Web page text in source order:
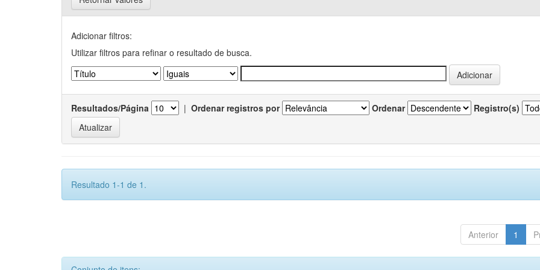
Adicionar filtros:
Utilizar filtros para refinar o resultado de busca.
Resultados/Página | Ordenar registros por Ordenar Registro(s)
Resultado 1-1 de 1.
Anterior 1